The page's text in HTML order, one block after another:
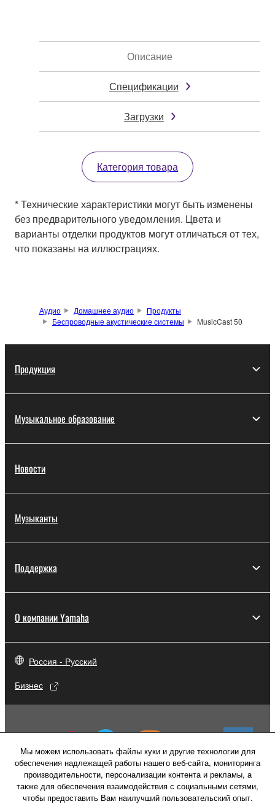
Описание
Спецификации
Загрузки
Категория товара
* Технические характеристики могут быть изменены
без предварительного уведомления. Цвета и
варианты отделки продуктов могут отличаться от тех,
что показаны на иллюстрациях.
Аудио Домашнее аудио
Продукты
Беспроводные акустические системы
MusicCast 50
Продукция
Музыкальное образование
Новости
Музыканты
Поддержка
О компании Yamaha
Россия - Русский
Бизнес
Мы можем использовать файлы куки и другие технологии для
обеспечения надлежащей работы нашего веб-сайта, мониторинга
производительности, персонализации контента и рекламы, а
также для обеспечения взаимодействия с социальными сетями,
чтобы предоставить Вам наилучший пользовательский опыт.